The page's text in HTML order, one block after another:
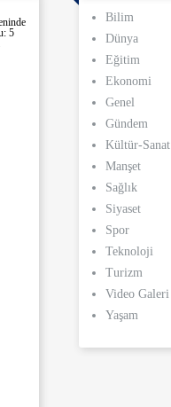
aynı kaderi
ve yakınları, bu
5
Bilim
Dünya
Eğitim
Ekonomi
Genel
Gündem
Kültür-Sanat
Manşet
Sağlık
Siyaset
Spor
Teknoloji
Turizm
Video Galeri
Yaşam